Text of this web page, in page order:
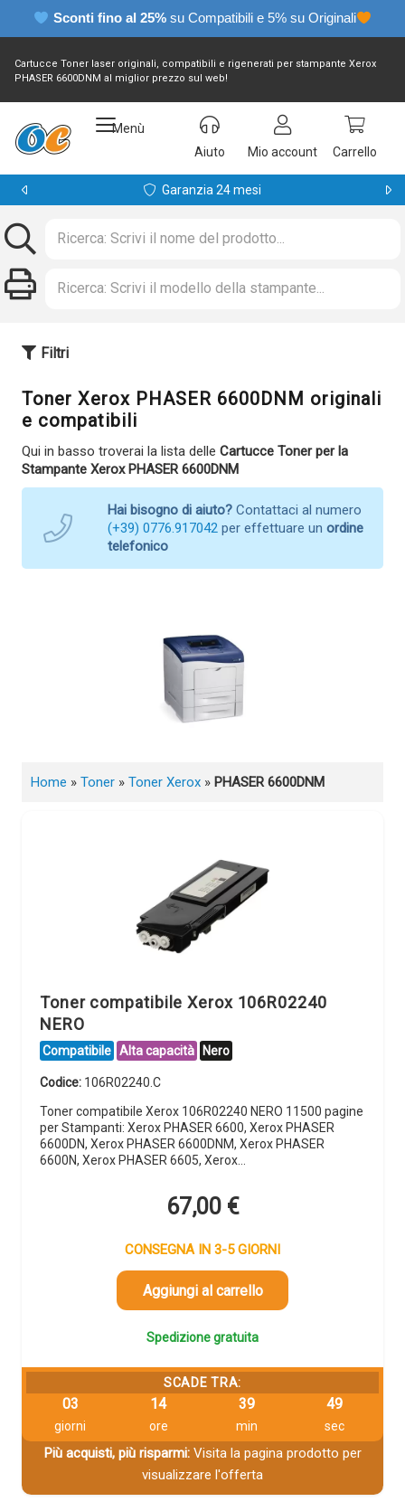
Sconti fino al 25% su Compatibili e 5% su Originali
Cartucce Toner laser originali, compatibili e rigenerati per stampante Xerox
PHASER 6600DNM al miglior prezzo sul web!
Menù
Aiuto
Mio account Carrello
Garanzia 24 mesi
Filtri
Toner Xerox PHASER 6600DNM originali
e compatibili
Qui in basso troverai la lista delle Cartucce Toner per la
Stampante Xerox PHASER 6600DNM
Hai bisogno di aiuto? Contattaci al numero
(+39) 0776.917042 per effettuare un ordine
telefonico
Home » Toner » Toner Xerox » PHASER 6600DNM
Toner compatibile Xerox 106R02240
NERO
Compatibile Alta capacità Nero
Codice: 106R02240.C
Toner compatibile Xerox 106R02240 NERO 11500 pagine
per Stampanti: Xerox PHASER 6600, Xerox PHASER
6600DN, Xerox PHASER 6600DNM, Xerox PHASER
6600N, Xerox PHASER 6605, Xerox…
67,00 €
CONSEGNA IN 3-5 GIORNI
Aggiungi al carrello
Spedizione gratuita
SCADE TRA:
03
giorni
14
ore
39
min
48
sec
Più acquisti, più risparmi:Visita la pagina prodotto per
visualizzare l'offerta